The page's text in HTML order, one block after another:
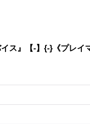
ス』【-】{-}《プレイ